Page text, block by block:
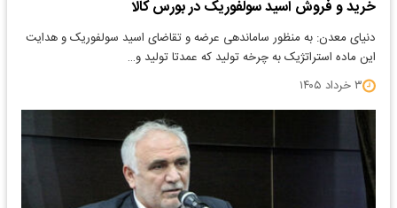
خرید و فروش اسید سولفوریک در بورس کالا
دنیای معدن: به منظور ساماندهی عرضه و تقاضای اسید سولفوریک و هدایت
این ماده استراتژیک به چرخه تولید که عمدتا تولید و…
۳ خرداد ۱۴۰۵